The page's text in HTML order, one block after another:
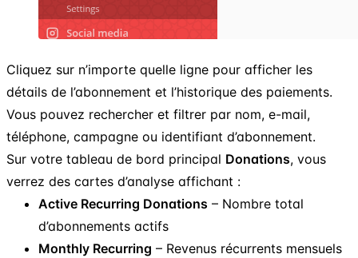
Cliquez sur n’importe quelle ligne pour afficher les
détails de l’abonnement et l’historique des paiements.
Vous pouvez rechercher et filtrer par nom, e-mail,
téléphone, campagne ou identifiant d’abonnement.
Sur votre tableau de bord principal Donations, vous
verrez des cartes d’analyse affichant :
Active Recurring Donations – Nombre total
d’abonnements actifs
Monthly Recurring – Revenus récurrents mensuels